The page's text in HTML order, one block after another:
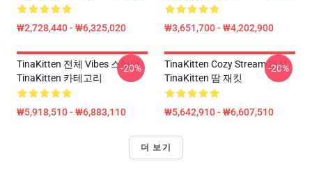
₩2,728,440 - ₩6,325,020 ₩3,651,700 - ₩4,202,900
TinaKitten 전체 Vibes 스타일
TinaKitten 카테고리
₩5,918,510 - ₩6,883,110
-20%
TinaKitten Cozy Stream 패션
TinaKitten 땀 재킷
₩5,642,910 - ₩6,607,510
-20%
더 보기